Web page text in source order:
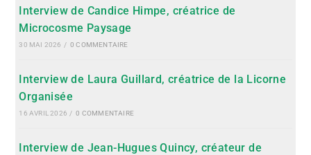
Interview de Candice Himpe, créatrice de
Microcosme Paysage
30 MAI 2026 / 0 COMMENTAIRE
Interview de Laura Guillard, créatrice de la Licorne
Organisée
16 AVRIL 2026 / 0 COMMENTAIRE
Interview de Jean-Hugues Quincy, créateur de